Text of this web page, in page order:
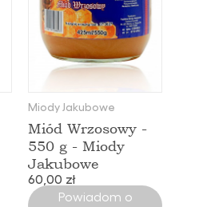
Miody Jakubowe
Miód Wrzosowy -
550 g - Miody
Jakubowe
60,00 zł
Powiadom o